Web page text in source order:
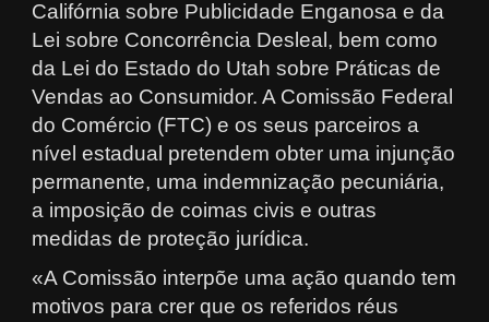
Califórnia sobre Publicidade Enganosa e da
Lei sobre Concorrência Desleal, bem como
da Lei do Estado do Utah sobre Práticas de
Vendas ao Consumidor. A Comissão Federal
do Comércio (FTC) e os seus parceiros a
nível estadual pretendem obter uma injunção
permanente, uma indemnização pecuniária,
a imposição de coimas civis e outras
medidas de proteção jurídica.
«A Comissão interpõe uma ação quando tem
motivos para crer que os referidos réus